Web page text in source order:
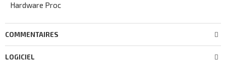
Hardware Proc
COMMENTAIRES
LOGICIEL